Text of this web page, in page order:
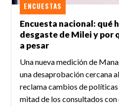
Encuesta nacional: qué
desgaste de Milei y por
a pesar
ENCUESTAS
Una nueva medición de
una desaprobación cercana
reclama cambios de políticas
mitad de los consultados